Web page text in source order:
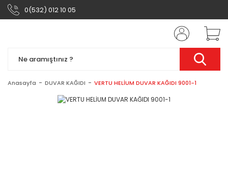
0(532) 012 10 05
Anasayfa DUVAR KAĞIDI VERTU HELİUM DUVAR KAĞIDI 9001-1